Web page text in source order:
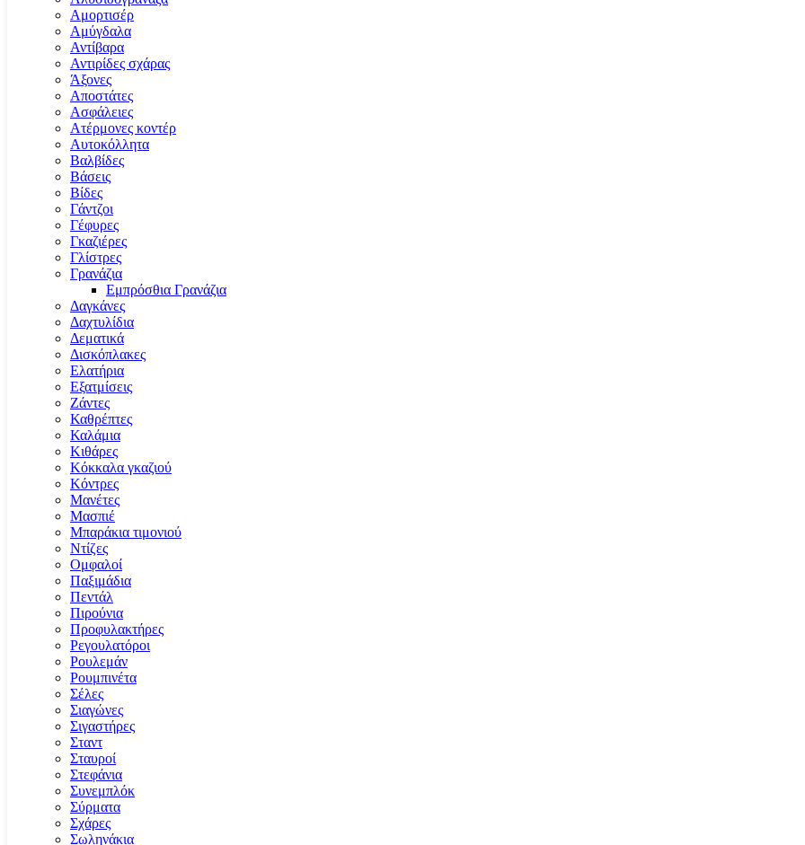
Αμορτισέρ
Αμύγδαλα
Αντίβαρα
Αντιρίδες σχάρας
Άξονες
Αποστάτες
Ασφάλειες
Ατέρμονες κοντέρ
Αυτοκόλλητα
Βαλβίδες
Βάσεις
Βίδες
Γάντζοι
Γέφυρες
Γκαζιέρες
Γλίστρες
Γρανάζια
Εμπρόσθια Γρανάζια
Δαγκάνες
Δαχτυλίδια
Δεματικά
Δισκόπλακες
Ελατήρια
Εξατμίσεις
Ζάντες
Καθρέπτες
Καλάμια
Κιθάρες
Κόκκαλα γκαζιού
Κόντρες
Μανέτες
Μασπιέ
Μπαράκια τιμονιού
Ντίζες
Ομφαλοί
Παξιμάδια
Πεντάλ
Πιρούνια
Προφυλακτήρες
Ρεγουλατόροι
Ρουλεμάν
Ρουμπινέτα
Σέλες
Σιαγώνες
Σιγαστήρες
Σταντ
Σταυροί
Στεφάνια
Συνεμπλόκ
Σύρματα
Σχάρες
Σωληνάκια